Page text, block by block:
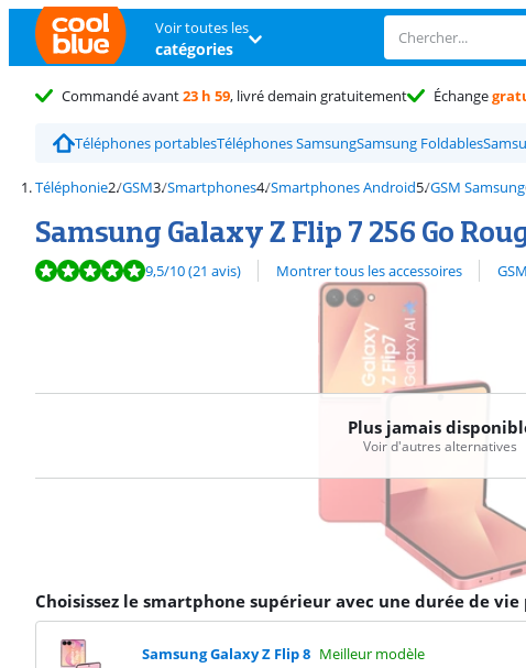
Voir toutes les
catégories
Commandé avant23 h 59, livré demain gratuitement Échange
Téléphones portablesTéléphones SamsungSamsung Foldables
Téléphonie GSM Smartphones Smartphones Android GSM Samsung
Samsung Galaxy Z Flip 7 256 Go
La note est de 9,5 sur 10, basée sur 21 avis.
9,5/10(21 avis) Montrer tous les accessoires
Découvrez l'ensemble des
Plus jamais
Voir d'autres alternatives
Choisissez le smartphone supérieur avec une durée de vie
Samsung Galaxy Z Flip 8 Meilleur modèle